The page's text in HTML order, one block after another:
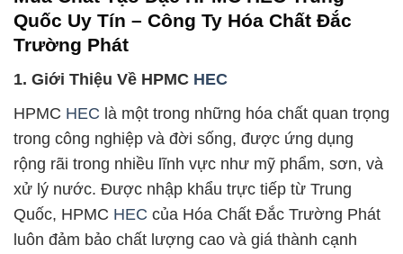
Quốc Uy Tín – Công Ty Hóa Chất Đắc
Trường Phát
1. Giới Thiệu Về HPMC HEC
HPMC HEC là một trong những hóa chất quan trọng
trong công nghiệp và đời sống, được ứng dụng
rộng rãi trong nhiều lĩnh vực như mỹ phẩm, sơn, và
xử lý nước. Được nhập khẩu trực tiếp từ Trung
Quốc, HPMC HEC của Hóa Chất Đắc Trường Phát
luôn đảm bảo chất lượng cao và giá thành cạnh